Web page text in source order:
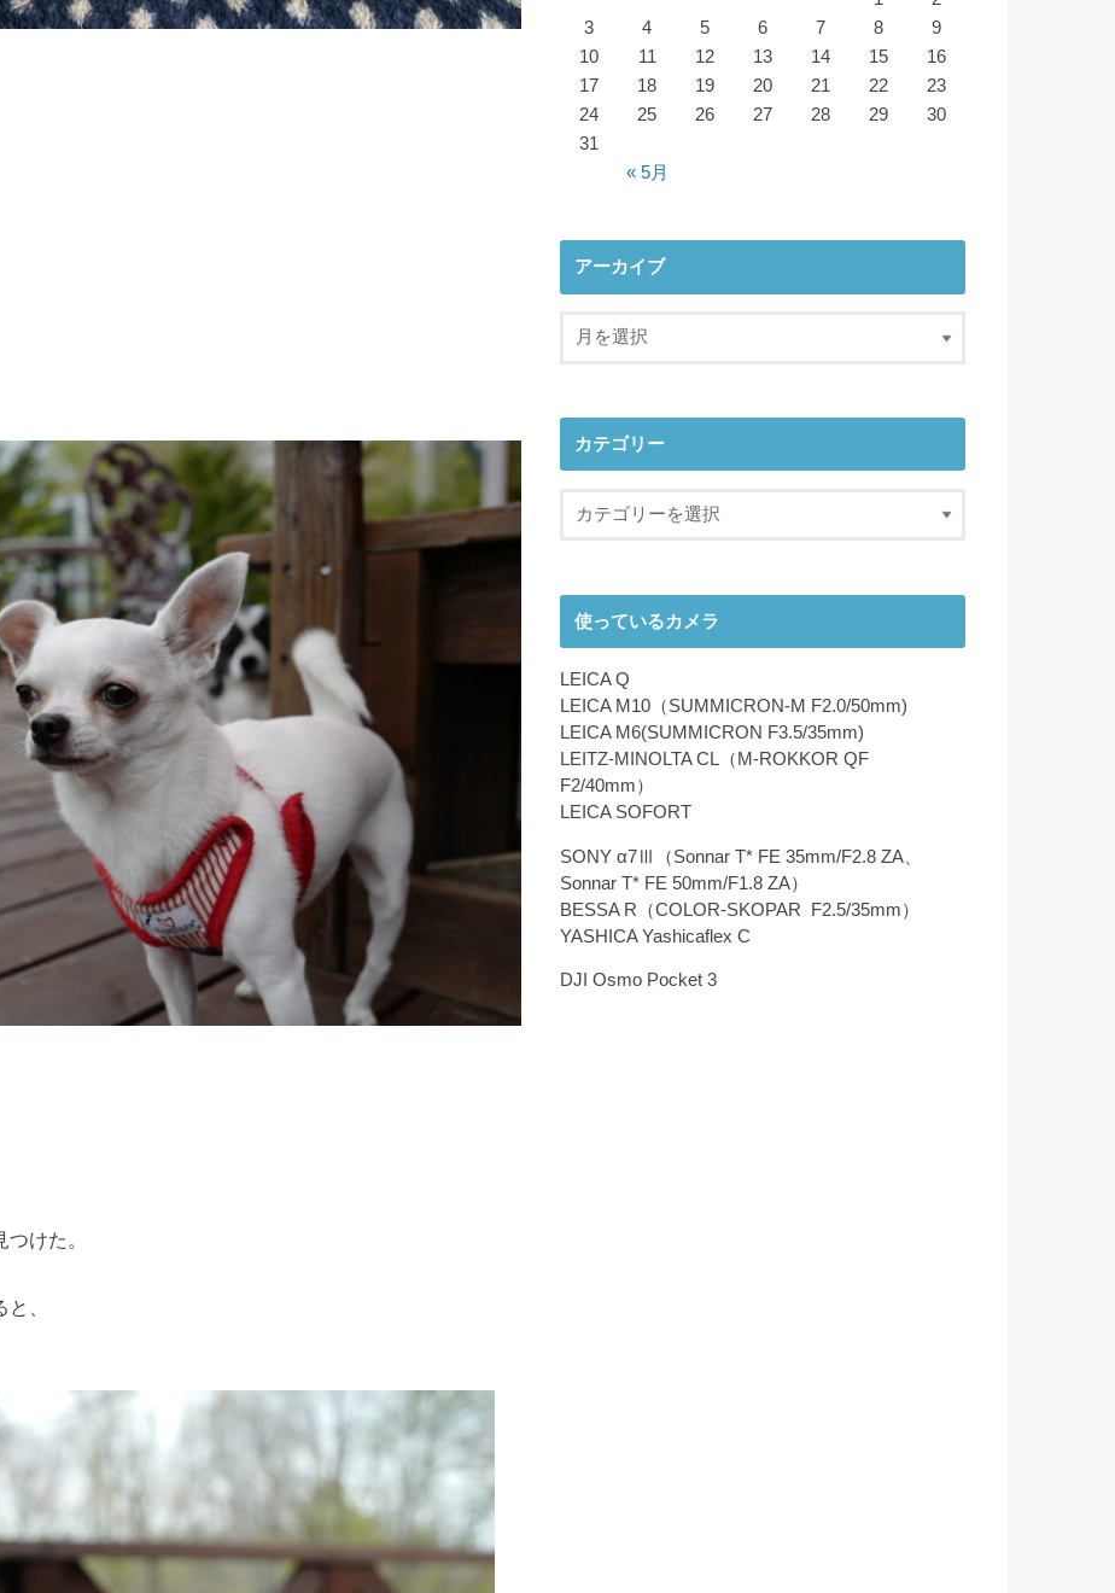
けた。
、
« 5月
3
4 5 6 7 8
9
10
11 12 13 14 15
16
17
18 19 20 21 22
23
24
25 26 27 28 29
30
31
アーカイブ
カテゴリー
使っているカメラ
LEICA Q
LEICA M10（SUMMICRON-M F2.0/50mm)
LEICA M6(SUMMICRON F3.5/35mm)
LEITZ-MINOLTA CL（M-ROKKOR QF
F2/40mm）
LEICA SOFORT
SONY α7Ⅲ（Sonnar T* FE 35mm/F2.8 ZA、
Sonnar T* FE 50mm/F1.8 ZA）
BESSA R（COLOR-SKOPAR F2.5/35mm）
YASHICA Yashicaflex C
DJI Osmo Pocket 3